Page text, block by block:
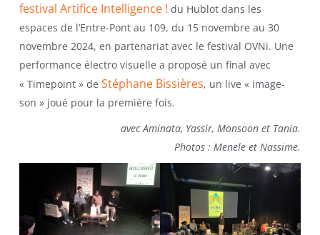
festival Artifice Intelligence ! du Hublot dans les
espaces de l’Entre-Pont au 109, du 15 novembre au 30
novembre 2024, en partenariat avec le festival OVNi. Une
performance électro visuelle a proposé un final avec
« Timepoint » de Stéphane Bissières, un live « image-
son » joué pour la première fois.
avec Aminata, Yassir, Monsoon et Tania.
Photos : Menele et Nassime.